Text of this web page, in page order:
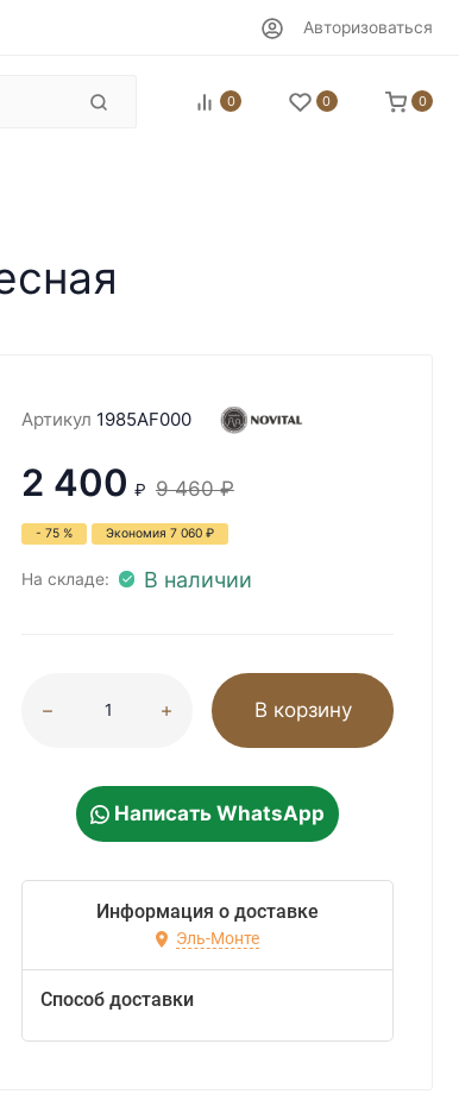
Авторизоваться
0 0 0
Артикул 1985AF000
2 400 ₽ 9 460 ₽
- 75 % Экономия 7 060 ₽
На складе: В наличии
В корзину
Написать WhatsApp
Информация о доставке
Эль-Монте
Способ доставки